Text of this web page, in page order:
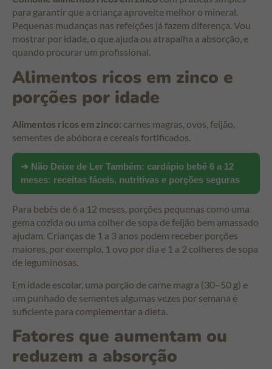
para garantir que a criança aproveite melhor o mineral.
Pequenas mudanças nas refeições já fazem diferença. Vou
mostrar por idade, o que ajuda ou atrapalha a absorção, e
quando procurar um profissional.
Alimentos ricos em zinco e
porções por idade
Alimentos ricos em zinco: carnes magras, ovos, feijão,
sementes de abóbora e cereais fortificados.
➜ Não Deixe de Ler Também: cardápio bebê 6 a 12
meses: receitas fáceis, nutritivas e porções seguras
Para bebês de 6 a 12 meses, porções pequenas como uma
gema cozida ou uma colher de sopa de feijão bem amassado
ajudam. Crianças de 1 a 3 anos podem receber porções
maiores, por exemplo, 1 ovo por dia e 1 a 2 colheres de sopa
de leguminosas.
Em idade escolar, uma porção de carne magra (30–50 g) e
um punhado de sementes algumas vezes por semana é
suficiente para complementar a dieta.
Fatores que aumentam ou
reduzem a absorção